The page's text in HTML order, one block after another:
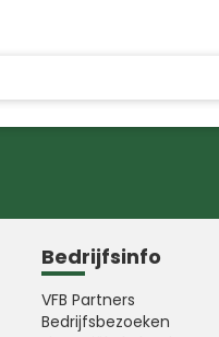
Bedrijfsinfo
VFB Partners
Bedrijfsbezoeken